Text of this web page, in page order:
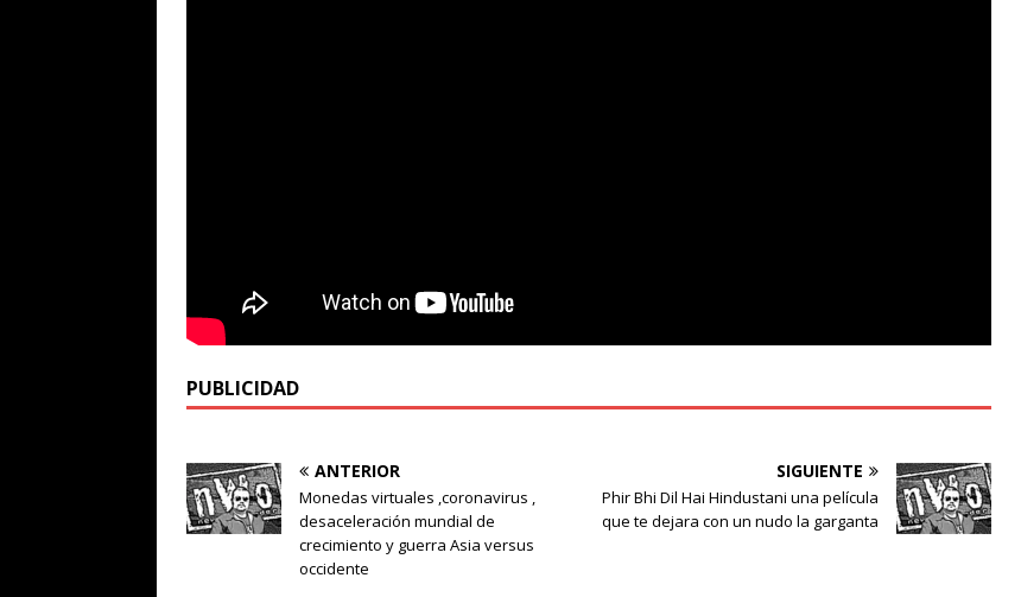
PUBLICIDAD
ANTERIOR
Monedas virtuales ,coronavirus ,
desaceleración mundial de
crecimiento y guerra Asia versus
occidente
SIGUIENTE
Phir Bhi Dil Hai Hindustani una película
que te dejara con un nudo la garganta